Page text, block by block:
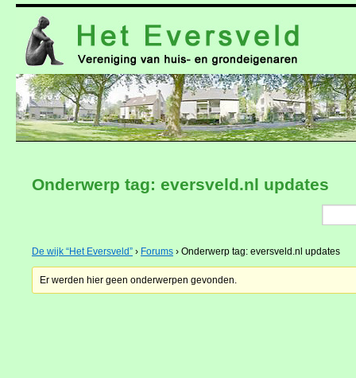
inhoud
Onderwerp tag: eversveld.nl updates
De wijk “Het Eversveld” › Forums › Onderwerp tag: eversveld.nl updates
Er werden hier geen onderwerpen gevonden.